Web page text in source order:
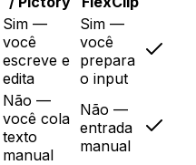
Sim —
você
escreve e
edita
Sim —
você
prepara
o input
Não —
você cola
texto
manual
Não —
entrada
manual